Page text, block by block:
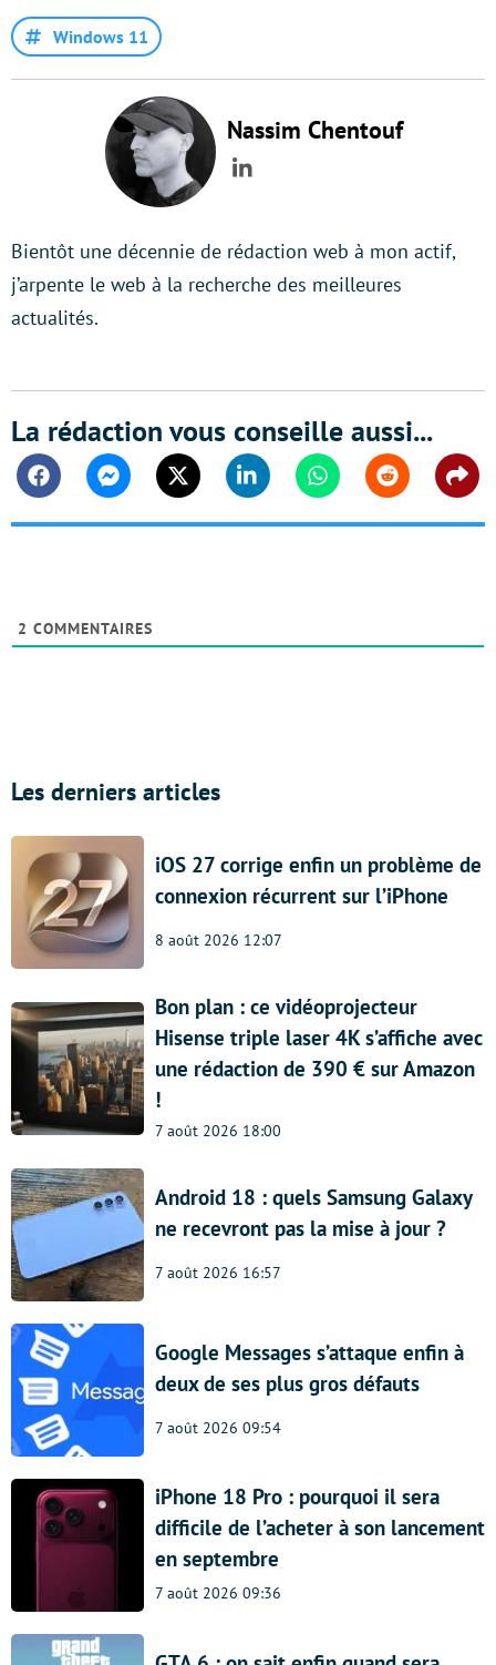
Windows 11
Nassim Chentouf
LinkedIn
Bientôt une décennie de rédaction web à mon actif,
j’arpente le web à la recherche des meilleures
actualités.
La rédaction vous conseille aussi...
FacebookMessengerTwitter Linkedin WhatsappReddit
2 COMMENTAIRES
Les derniers articles
iOS 27 corrige enfin un problème de
connexion récurrent sur l’iPhone
8 août 2026 12:07
Bon plan : ce vidéoprojecteur
Hisense triple laser 4K s’affiche avec
une rédaction de 390 € sur Amazon
!
7 août 2026 18:00
Android 18 : quels Samsung Galaxy
ne recevront pas la mise à jour ?
7 août 2026 16:57
Google Messages s’attaque enfin à
deux de ses plus gros défauts
7 août 2026 09:54
iPhone 18 Pro : pourquoi il sera
difficile de l’acheter à son lancement
en septembre
7 août 2026 09:36